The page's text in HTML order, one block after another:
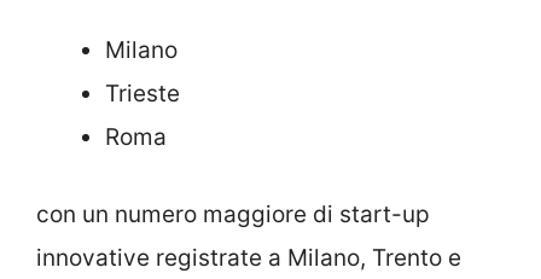
Milano
Trieste
Roma
con un numero maggiore di start-up
innovative registrate a Milano, Trento e